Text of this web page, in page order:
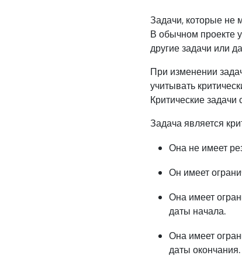
Задачи, которые не
В обычном проекте
другие задачи или
При изменении
учитывать
Критические задачи
Задача является
Она не имеет
Он имеет
Она имеет
даты начала.
Она имеет
даты окончания.